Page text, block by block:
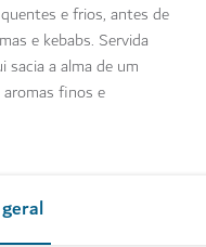
e frios, antes de
e kebabs. Servida
sacia a alma de um
finos e